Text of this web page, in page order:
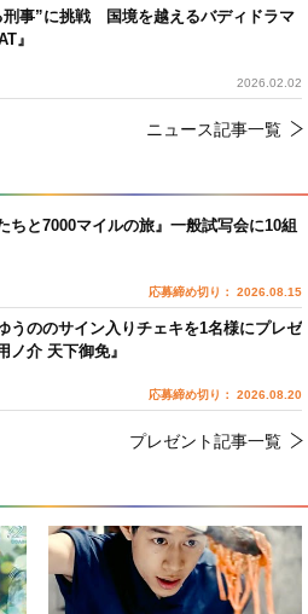
刑事”に挑戦 国境を越えるバディドラマ
』
2026.02.02
ニュース記事一覧
ちと7000マイルの旅』一般試写会に10組
応募締め切り： 2026.08.15
うののサイン入りチェキを1名様にプレゼ
ノ介 天下御免』
応募締め切り： 2026.08.20
プレゼント記事一覧